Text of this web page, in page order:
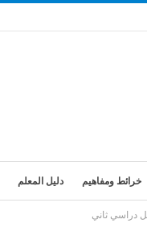
خرائط ومفاهيم دليل المعلم
دراسي ثاني